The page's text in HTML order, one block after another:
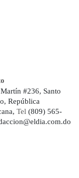
#236, Santo
República
Tel (809) 565-